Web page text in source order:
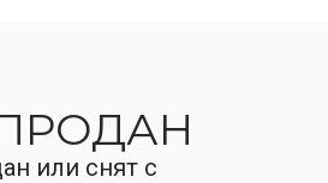
или снят с